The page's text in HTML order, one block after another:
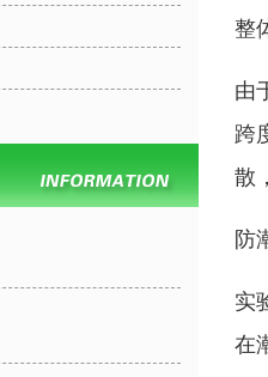
整
由
跨
散
防
实
在